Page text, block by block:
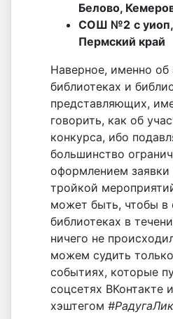
Белово,
СОШ №2 с
Пермский край
Наверное, именно об
библиотеках и
представляющих,
говорить, как об
конкурса, ибо
большинство
оформлением
тройкой
может быть, чтобы в
библиотеках в
ничего не
можем судить
событиях, которые
соцсетях ВКонтакте
хэштегом